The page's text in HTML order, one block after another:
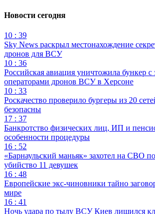
Новости сегодня
10 : 39
Sky News раскрыл местонахождение
дронов для ВСУ
10 : 36
Российская авиация уничтожила бункер
операторами дронов ВСУ в Херсоне
10 : 33
Роскачество проверило бургеры из 20
безопасны
17 : 37
Банкротство физических лиц, ИП и
особенности процедуры
16 : 52
«Барнаульский маньяк» захотел на СВО
убийство 11 девушек
16 : 48
Европейские экс-чиновники тайно
мире
16 : 41
Ночь удара по тылу ВСУ Киев лишился